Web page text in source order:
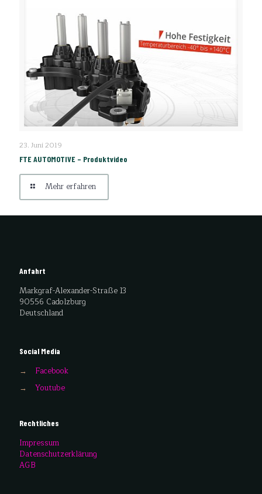
FTE AUTOMOTIVE – Produktvideo
23. Juni 2019
FTE AUTOMOTIVE – Produktvideo
Mehr erfahren
Anfahrt
Markgraf-Alexander-Straße 13
90556 Cadolzburg
Deutschland
Social Media
→
Facebook
→
Youtube
Rechtliches
Impressum
Datenschutzerklärung
AGB